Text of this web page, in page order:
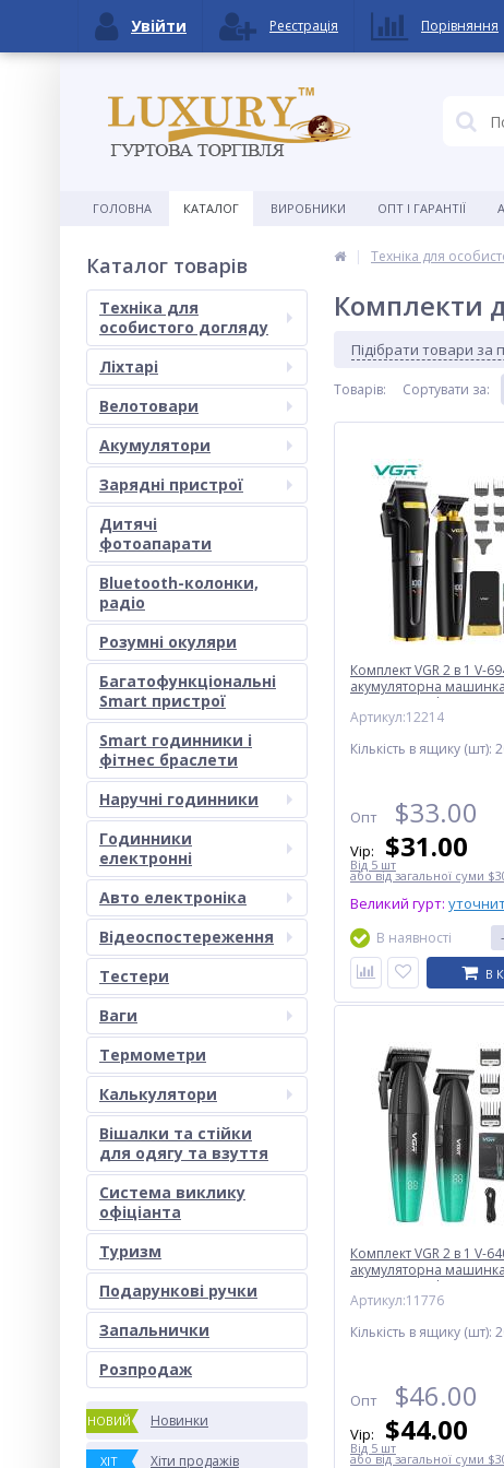
ГОЛОВНА КАТАЛОГ ВИРОБНИКИ ОПТ І ГАРАНТІЇ
Каталог товарів
Техніка для
особистого догляду
Ліхтарі
Велотовари
Акумулятори
Зарядні пристрої
Дитячі
фотоапарати
Bluetooth-колонки,
радіо
Розумні окуляри
Багатофункціональні
Smart пристрої
Smart годинники і
фітнес браслети
Наручні годинники
Годинники
електронні
Авто електроніка
Відеоспостереження
Тестери
Ваги
Термометри
Калькулятори
Вішалки та стійки
для одягу та взуття
Система виклику
офіціанта
Туризм
Подарункові ручки
Запальнички
Розпродаж
НОВИЙ Новинки
ХІТ Хіти продажів
Техніка для
Комплекти
Підібрати товари за
Товарів: Сортувати за:
Комплект VGR 2 в 1 V-
акумуляторна
стриження (clipper) та
Артикул:12214
Кількість в ящику (шт):
Опт $33.00
Vip: $31.00
Від 5 шт
або від загальної суми
Великий гурт:
В наявності -
В
Комплект VGR 2 в 1 V-
акумуляторна
стриження (clipper) та
Артикул:11776
Кількість в ящику (шт):
Опт $46.00
Vip: $44.00
Від 5 шт
або від загальної суми
Увійти Реєстрація Порівняння